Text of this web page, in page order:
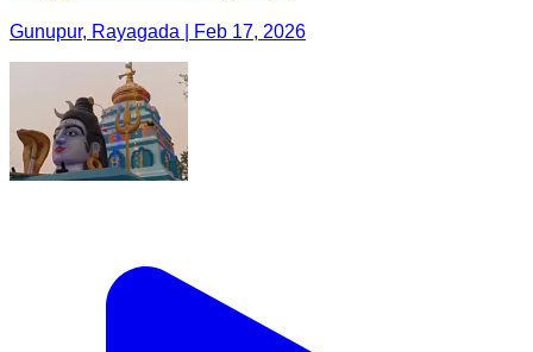
Gunupur, Rayagada | Feb 17, 2026